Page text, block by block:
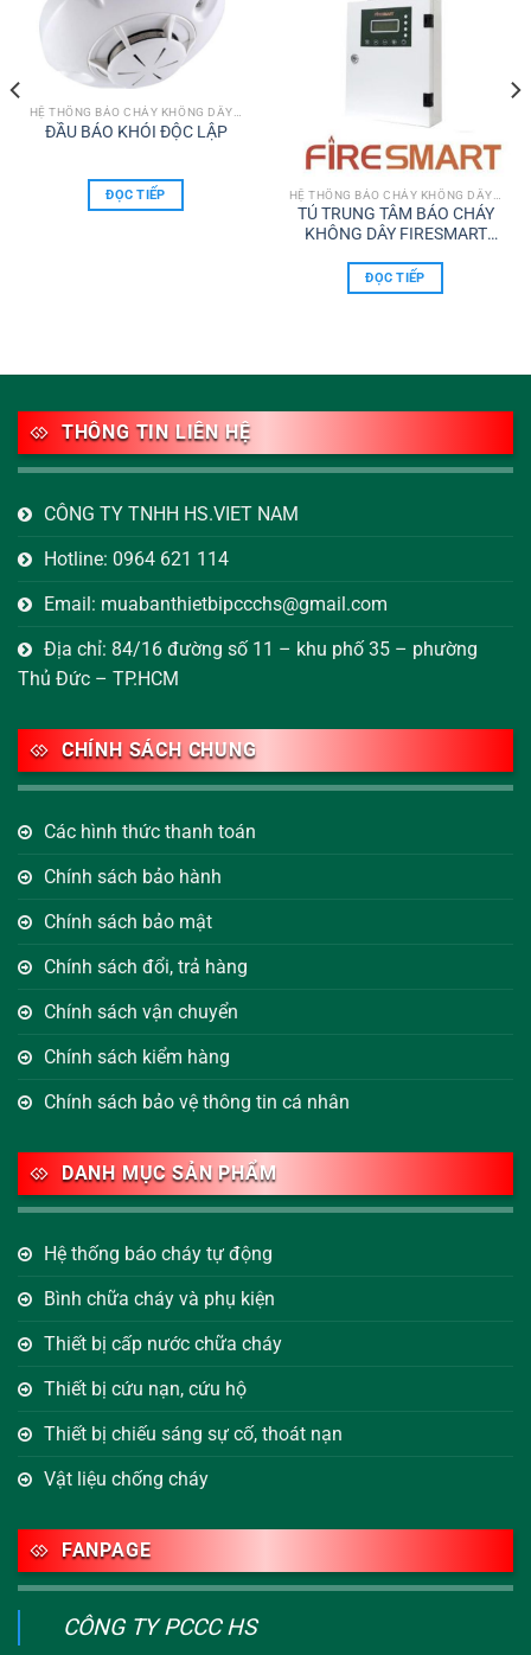
HỆ THỐNG BÁO CHÁY KHÔNG DÂY FIRESMART
ĐẦU BÁO KHÓI ĐỘC LẬP
ĐỌC TIẾP
TỦ TRUNG TÂM BÁO CHÁY
KHÔNG DÂY FIRESMART
ĐỌC TIẾP
THÔNG TIN LIÊN HỆ
CÔNG TY TNHH HS.VIET NAM
Hotline: 0964 621 114
Email: muabanthietbipccchs@gmail.com
Địa chỉ: 84/16 đường số 11 – khu phố 35 – phường
Thủ Đức – TP.HCM
CHÍNH SÁCH CHUNG
Các hình thức thanh toán
Chính sách bảo hành
Chính sách bảo mật
Chính sách đổi, trả hàng
Chính sách vận chuyển
Chính sách kiểm hàng
Chính sách bảo vệ thông tin cá nhân
DANH MỤC SẢN PHẨM
Hệ thống báo cháy tự động
Bình chữa cháy và phụ kiện
Thiết bị cấp nước chữa cháy
Thiết bị cứu nạn, cứu hộ
Thiết bị chiếu sáng sự cố, thoát nạn
Vật liệu chống cháy
FANPAGE
CÔNG TY PCCC HS